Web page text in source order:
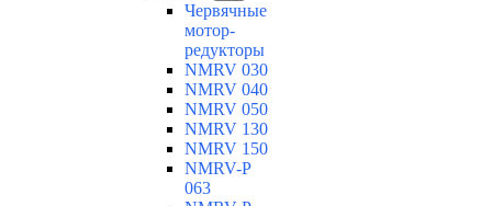
Червячные
мотор-
редукторы
NMRV 030
NMRV 040
NMRV 050
NMRV 130
NMRV 150
NMRV-P
063